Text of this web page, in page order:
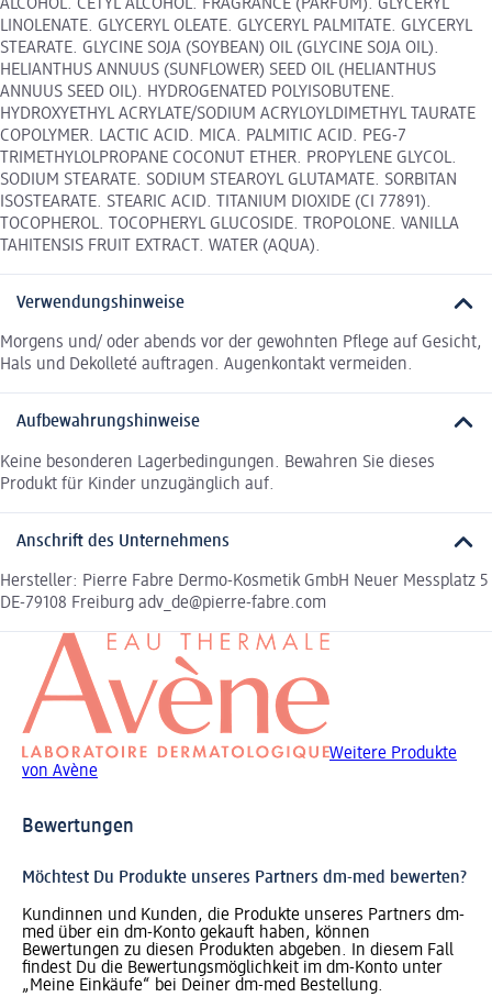
ALCOHOL. CETYL ALCOHOL. FRAGRANCE (PARFUM). GLYCERYL
LINOLENATE. GLYCERYL OLEATE. GLYCERYL PALMITATE. GLYCERYL
STEARATE. GLYCINE SOJA (SOYBEAN) OIL (GLYCINE SOJA OIL).
HELIANTHUS ANNUUS (SUNFLOWER) SEED OIL (HELIANTHUS
ANNUUS SEED OIL). HYDROGENATED POLYISOBUTENE.
HYDROXYETHYL ACRYLATE/SODIUM ACRYLOYLDIMETHYL TAURATE
COPOLYMER. LACTIC ACID. MICA. PALMITIC ACID. PEG-7
TRIMETHYLOLPROPANE COCONUT ETHER. PROPYLENE GLYCOL.
SODIUM STEARATE. SODIUM STEAROYL GLUTAMATE. SORBITAN
ISOSTEARATE. STEARIC ACID. TITANIUM DIOXIDE (CI 77891).
TOCOPHEROL. TOCOPHERYL GLUCOSIDE. TROPOLONE. VANILLA
TAHITENSIS FRUIT EXTRACT. WATER (AQUA).
Verwendungshinweise
Morgens und/ oder abends vor der gewohnten Pflege auf Gesicht,
Hals und Dekolleté auftragen. Augenkontakt vermeiden.
Aufbewahrungshinweise
Keine besonderen Lagerbedingungen. Bewahren Sie dieses
Produkt für Kinder unzugänglich auf.
Anschrift des Unternehmens
Hersteller: Pierre Fabre Dermo-Kosmetik GmbH Neuer Messplatz 5
DE-79108 Freiburg adv_de@pierre-fabre.com
Weitere Produkte
von Avène
Bewertungen
Möchtest Du Produkte unseres Partners dm-med bewerten?
Kundinnen und Kunden, die Produkte unseres Partners dm-
med über ein dm-Konto gekauft haben, können
Bewertungen zu diesen Produkten abgeben. In diesem Fall
findest Du die Bewertungsmöglichkeit im dm-Konto unter
„Meine Einkäufe“ bei Deiner dm-med Bestellung.